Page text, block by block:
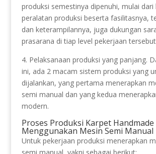
produksi semestinya dipenuhi, mulai dari
peralatan produksi beserta fasilitasnya,
dan keterampilannya, juga dukungan
prasarana di tiap level pekerjaan
4. Pelaksanaan produksi yang panjang.
ini, ada 2 macam sistem produksi yang
dijalankan, yang pertama menerapkan
semi manual dan yang kedua
modern.
Proses Produksi Karpet
Menggunakan Mesin Semi Manual
Untuk pekerjaan produksi menerapkan